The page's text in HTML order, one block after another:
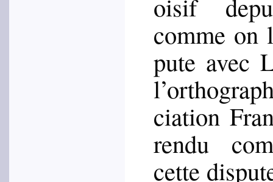
oisif
comme
pute avec
cia­tion
ren­du
cette